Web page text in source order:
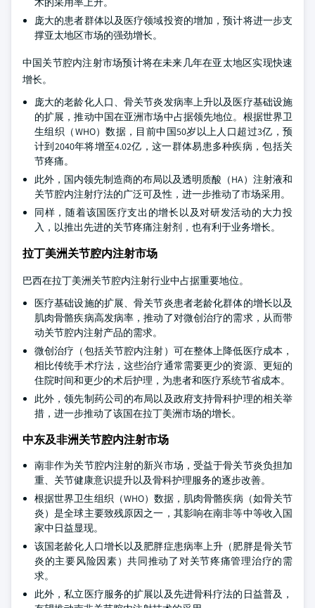
庞大的患者群体以及医疗领域投资的增加，预计将进一步支
撑亚太地区市场的强劲增长。
中国关节腔内注射市场预计将在未来几年在亚太地区实现快速
增长。
庞大的老龄化人口、骨关节炎发病率上升以及医疗基础设施
的扩展，推动中国在亚洲市场中占据领先地位。根据世界卫
生组织（WHO）数据，目前中国50岁以上人口超过3亿，预
计到2040年将增至4.02亿，这一群体易患多种疾病，包括关
节疼痛。
此外，国内领先制造商的布局以及透明质酸（HA）注射液和
关节腔内注射疗法的广泛可及性，进一步推动了市场采用。
同样，随着该国医疗支出的增长以及对研发活动的大力投
入，以推出先进的关节疼痛注射剂，也有利于业务增长。
拉丁美洲关节腔内注射市场
巴西在拉丁美洲关节腔内注射行业中占据重要地位。
医疗基础设施的扩展、骨关节炎患者老龄化群体的增长以及
肌肉骨骼疾病高发病率，推动了对微创治疗的需求，从而带
动关节腔内注射产品的需求。
微创治疗（包括关节腔内注射）可在整体上降低医疗成本，
相比传统手术疗法，这些治疗通常需要更少的资源、更短的
住院时间和更少的术后护理，为患者和医疗系统节省成本。
此外，领先制药公司的布局以及政府支持骨科护理的相关举
措，进一步推动了该国在拉丁美洲市场的增长。
中东及非洲关节腔内注射市场
南非作为关节腔内注射的新兴市场，受益于骨关节炎负担加
重、关节健康意识提升以及骨科护理服务的逐步改善。
根据世界卫生组织（WHO）数据，肌肉骨骼疾病（如骨关节
炎）是全球主要致残原因之一，其影响在南非等中等收入国
家中日益显现。
该国老龄化人口增长以及肥胖症患病率上升（肥胖是骨关节
炎的主要风险因素）共同推动了对关节疼痛管理治疗的需
求。
此外，私立医疗服务的扩展以及先进骨科疗法的日益普及，